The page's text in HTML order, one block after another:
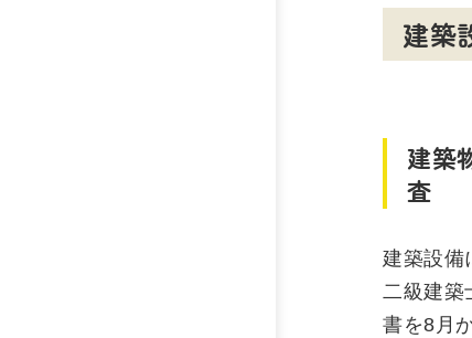
建築
建築
査
建築設備
二級建築
書を8月